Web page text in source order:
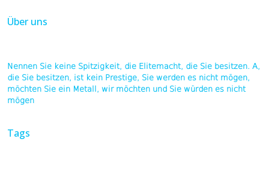
Über uns
Nennen Sie keine Spitzigkeit, die Elitemacht, die Sie besitzen. A,
die Sie besitzen, ist kein Prestige, Sie werden es nicht mögen,
möchten Sie ein Metall, wir möchten und Sie würden es nicht
mögen
Tags